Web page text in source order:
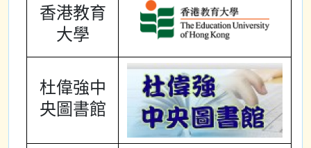
香港教育
大學
杜偉強中
央圖書館